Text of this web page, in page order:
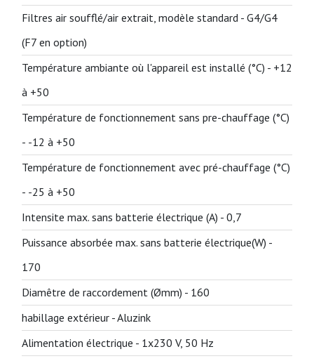
Filtres air soufflé/air extrait, modèle standard - G4/G4
(F7 en option)
Température ambiante où l'appareil est installé (°C) - +12
à +50
Température de fonctionnement sans pre-chauffage (°C)
- -12 à +50
Température de fonctionnement avec pré-chauffage (°C)
- -25 à +50
Intensite max. sans batterie électrique (A) - 0,7
Puissance absorbée max. sans batterie électrique(W) -
170
Diamêtre de raccordement (Ømm) - 160
habillage extérieur -Aluzink
Alimentation électrique - 1x230 V, 50 Hz